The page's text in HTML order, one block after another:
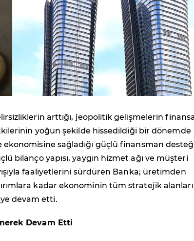
arttığı, jeopolitik gelişmelerin
yoğun şekilde hissedildiği bir dönemde
ekonomisine sağladığı güçlü finansman
bilanço yapısı, yaygın hizmet ağı ve müşteri
faaliyetlerini sürdüren Banka; üretimden
kadar ekonominin tüm stratejik
devam etti.
Devam Etti